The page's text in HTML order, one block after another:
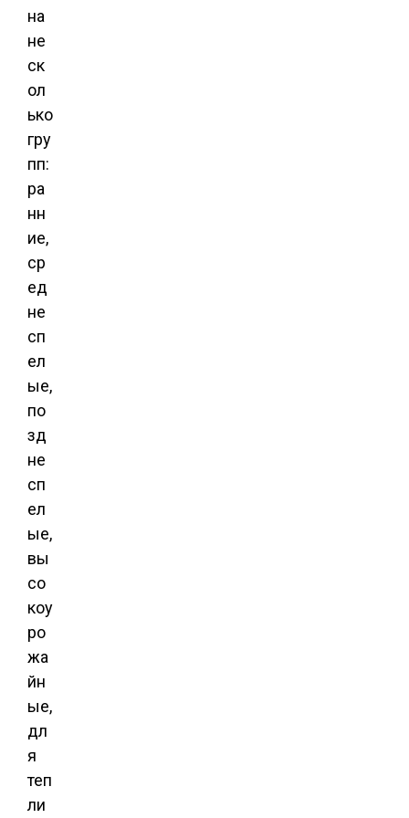
на
не
ск
ол
ько
гру
пп:
ра
нн
ие,
ср
ед
не
сп
ел
ые,
по
зд
не
сп
ел
ые,
вы
со
коу
ро
жа
йн
ые,
дл
я
теп
ли